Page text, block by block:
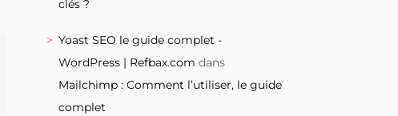
clés ?
Yoast SEO le guide complet -
WordPress | Refbax.com dans
Mailchimp : Comment l’utiliser, le guide
complet